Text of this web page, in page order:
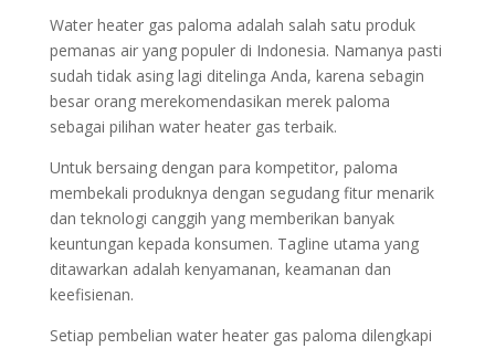
Water heater gas paloma adalah salah satu produk
pemanas air yang populer di Indonesia. Namanya pasti
sudah tidak asing lagi ditelinga Anda, karena sebagin
besar orang merekomendasikan merek paloma
sebagai pilihan water heater gas terbaik.
Untuk bersaing dengan para kompetitor, paloma
membekali produknya dengan segudang fitur menarik
dan teknologi canggih yang memberikan banyak
keuntungan kepada konsumen. Tagline utama yang
ditawarkan adalah kenyamanan, keamanan dan
keefisienan.
Setiap pembelian water heater gas paloma dilengkapi